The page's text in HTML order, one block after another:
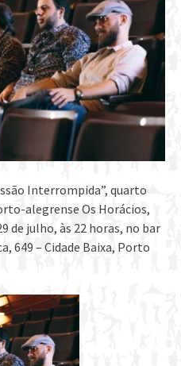
Interrompida”, quarto
alegrense Os Horácios,
de julho, às 22 horas, no bar
649 – Cidade Baixa, Porto